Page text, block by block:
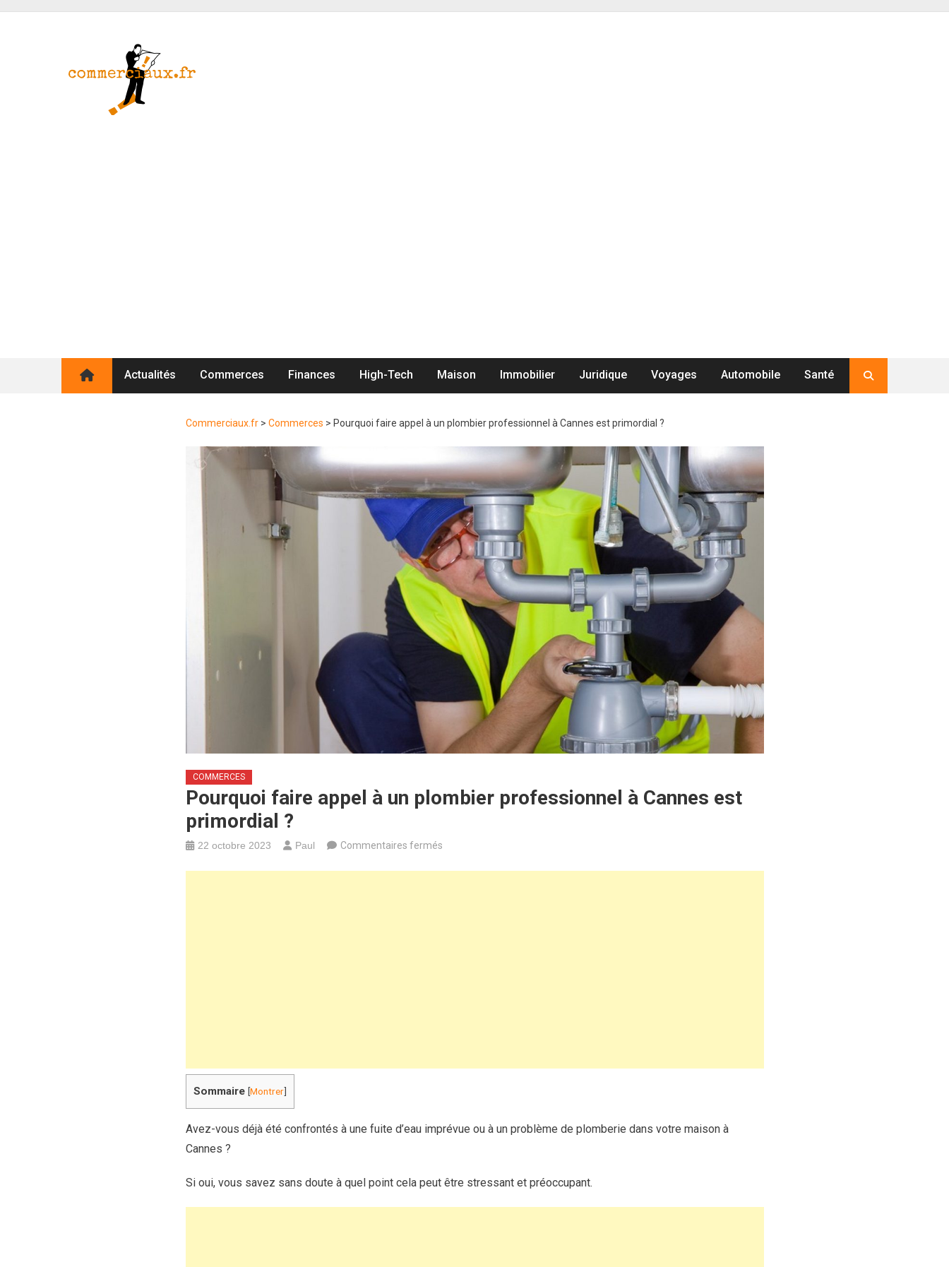
Actualités Commerces Finances High-Tech Maison Immobilier Juridique Voyages Automobile Santé
Commerciaux.fr> Commerces > Pourquoi faire appel à un plombier professionnel à Cannes est primordial ?
COMMERCES
Pourquoi faire appel à un plombier professionnel à Cannes est
primordial ?
22 octobre 2023 Paul Commentaires ferméssur
Sommaire [Montrer]
Avez-vous déjà été confrontés à une fuite d’eau imprévue ou à un problème de plomberie dans votre maison à
Cannes ?
Si oui, vous savez sans doute à quel point cela peut être stressant et préoccupant.